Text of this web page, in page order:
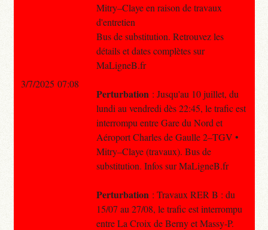
Mitry–Claye en raison de travaux
d'entretien
Bus de substitution. Retrouvez les
détails et dates complètes sur
MaLigneB.fr
Perturbation : Jusqu'au 10 juillet, du
lundi au vendredi dès 22:45, le trafic est
interrompu entre Gare du Nord et
Aéroport Charles de Gaulle 2–TGV •
Mitry–Claye (travaux). Bus de
substitution. Infos sur MaLigneB.fr
Perturbation : Travaux RER B : du
15/07 au 27/08, le trafic est interrompu
entre La Croix de Berny et Massy-P.
3/7/2025 07:08